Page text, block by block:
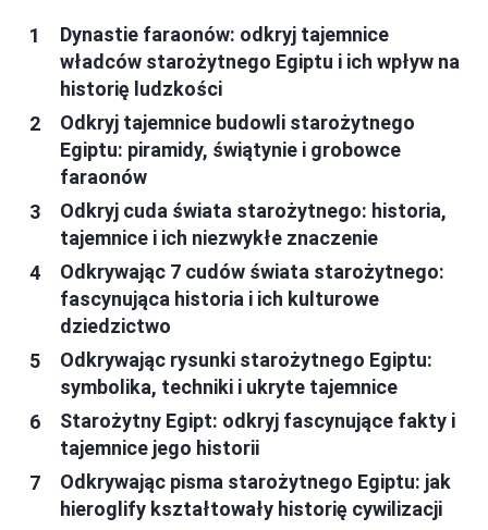
Dynastie faraonów: odkryj tajemnice
władców starożytnego Egiptu i ich wpływ na
historię ludzkości
Odkryj tajemnice budowli starożytnego
Egiptu: piramidy, świątynie i grobowce
faraonów
Odkryj cuda świata starożytnego: historia,
tajemnice i ich niezwykłe znaczenie
Odkrywając 7 cudów świata starożytnego:
fascynująca historia i ich kulturowe
dziedzictwo
Odkrywając rysunki starożytnego Egiptu:
symbolika, techniki i ukryte tajemnice
Starożytny Egipt: odkryj fascynujące fakty i
tajemnice jego historii
Odkrywając pisma starożytnego Egiptu: jak
hieroglify kształtowały historię cywilizacji